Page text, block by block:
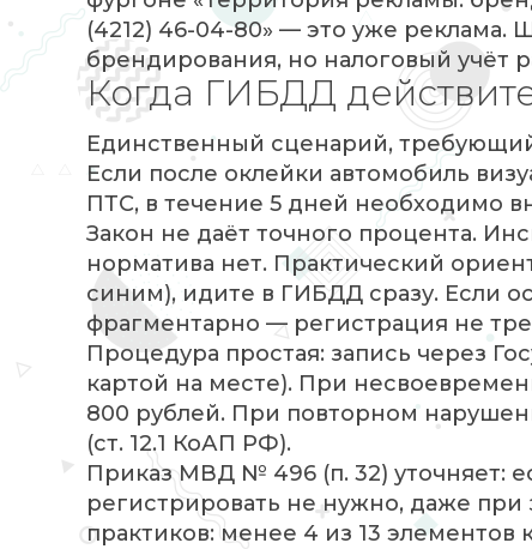
(4212) 46-04-80» — это уже
брендирования, но налоговый учёт
Когда ГИБДД
Единственный сценарий,
Если после оклейки автомобиль
ПТС, в течение 5 дней необходимо
Закон не даёт точного процента.
норматива нет. Практический
синим), идите в ГИБДД сразу. Если
фрагментарно — регистрация не
Процедура простая: запись через
картой на месте). При
800 рублей. При повторном
(ст. 12.1 КоАП РФ).
Приказ МВД № 496 (п. 32) уточняет:
регистрировать не нужно, даже
практиков: менее 4 из 13 элементов